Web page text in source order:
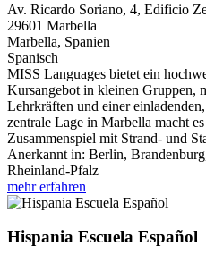
Av. Ricardo Soriano, 4, Edificio
29601 Marbella
Marbella, Spanien
Spanisch
MISS Languages bietet ein
Kursangebot in kleinen Gruppen,
Lehrkräften und einer
zentrale Lage in Marbella macht
Zusammenspiel mit Strand- und
Anerkannt in: Berlin,
Rheinland-Pfalz
mehr erfahren
Hispania Escuela Español